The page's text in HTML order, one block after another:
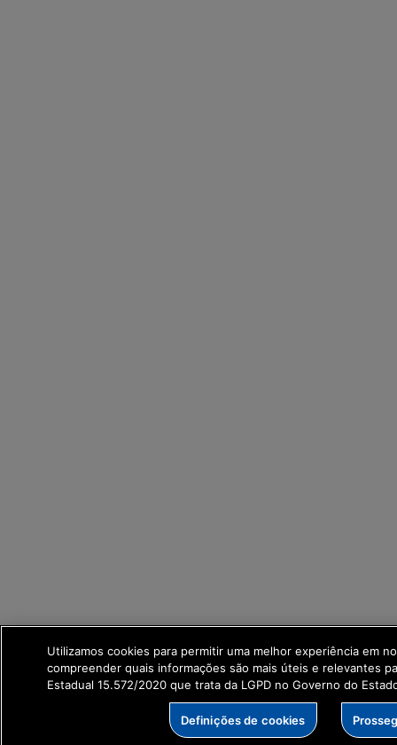
Utilizamos cookies para permitir uma melhor experiência em
compreender quais informações são mais úteis e relevantes
Estadual 15.572/2020 que trata da LGPD no Governo do
Definições de cookies